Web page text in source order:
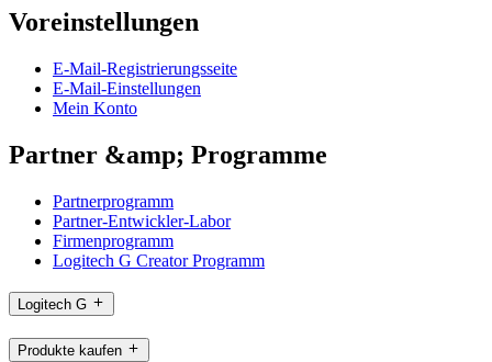
Voreinstellungen
E-Mail-Registrierungsseite
E-Mail-Einstellungen
Mein Konto
Partner &amp; Programme
Partnerprogramm
Partner-Entwickler-Labor
Firmenprogramm
Logitech G Creator Programm
Logitech G
Produkte kaufen